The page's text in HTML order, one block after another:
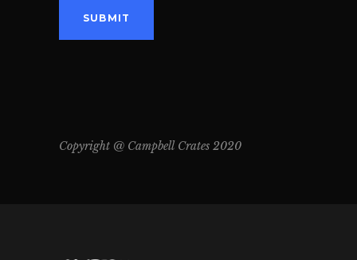
Copyright @ Campbell Crates 2020